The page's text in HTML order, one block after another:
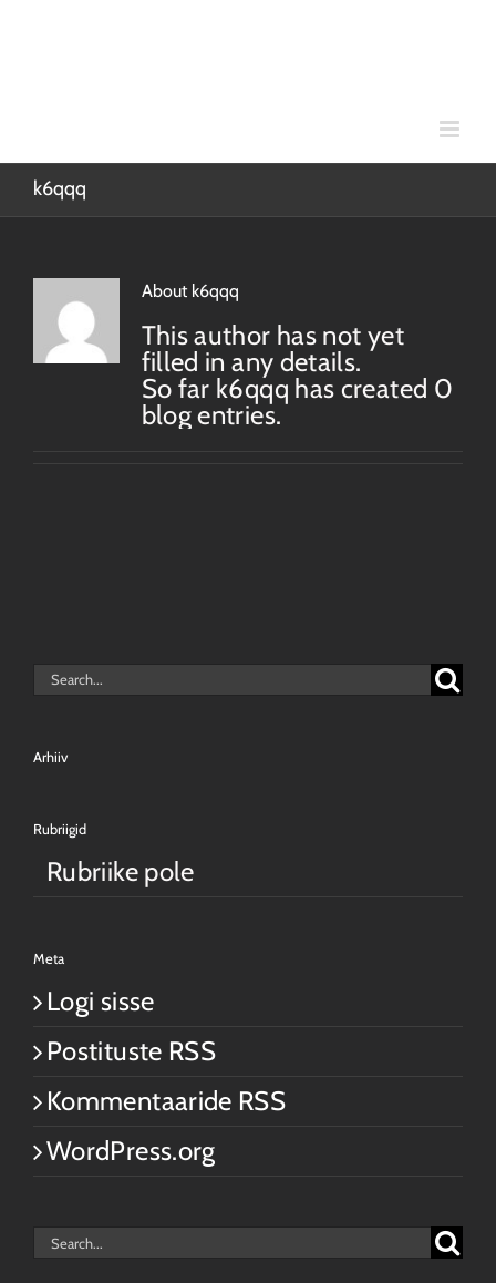
k6qqq
About k6qqq
This author has not yet
filled in any details.
So far k6qqq has created 0
blog entries.
Search
for:
Arhiiv
Rubriigid
Rubriike pole
Meta
Logi sisse
Postituste RSS
Kommentaaride RSS
WordPress.org
Search
for: